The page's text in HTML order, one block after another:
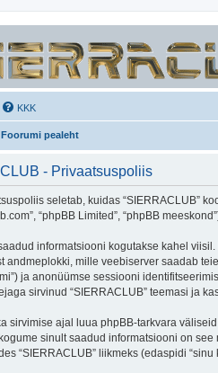
KKK
Foorumi pealeht
- Privaatsuspoliis
seletab, kuidas “SIERRACLUB”
“phpBB Limited”, “phpBB
informatsiooni kogutakse kahel
andmeplokki, mille veebiserver saadab
ja anonüümse sessiooni
sirvinud “SIERRACLUB” teemasi ja
sirvimise ajal luua phpBB-tarkvara
sinult saadud informatsiooni on
“SIERRACLUB” liikmeks (edaspidi